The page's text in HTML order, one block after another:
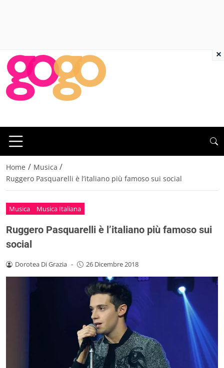
Home / Musica /
Ruggero Pasquarelli è l’italiano più famoso sui social
Musica Musica Italiana
Ruggero Pasquarelli è l’italiano più famoso sui
social
Dorotea Di Grazia - 26 Dicembre 2018
×